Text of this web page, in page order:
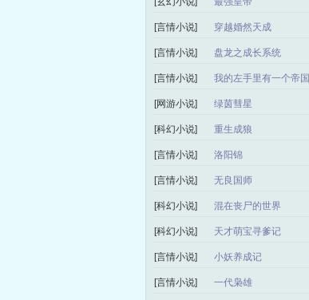
[言情小说] 穿越婚然天成
[言情小说] 盘龙之成长系统
[言情小说] 我的左手里有一个帝国
[网游小说] 绿茵彗星
[科幻小说] 重生成狼
[言情小说] 洛阳锦
[言情小说] 无良国师
[科幻小说] 混在丧尸的世界
[科幻小说] 天才萌宝寻爹记
[言情小说] 小妖养成记
[言情小说] 一代枭雄